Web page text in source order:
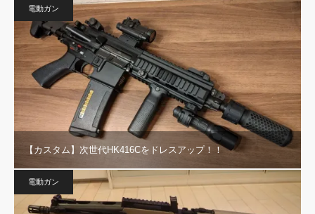
電動ガン
【カスタム】次世代HK416Cをドレスアップ！！
電動ガン